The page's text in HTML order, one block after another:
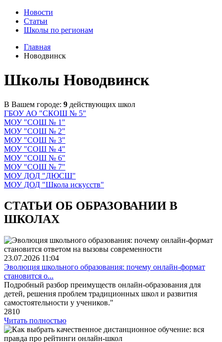
Новости
Статьи
Школы по регионам
Главная
Новодвинск
Школы Новодвинск
В Вашем городе: 9 действующих школ
ГБОУ АО "СКОШ № 5"
МОУ "СОШ № 1"
МОУ "СОШ № 2"
МОУ "СОШ № 3"
МОУ "СОШ № 4"
МОУ "СОШ № 6"
МОУ "СОШ № 7"
МОУ ДОД "ДЮСШ"
МОУ ДОД "Школа искусств"
СТАТЬИ ОБ ОБРАЗОВАНИИ В
ШКОЛАХ
23.07.2026 11:04
Эволюция школьного образования: почему онлайн-формат
становится о...
Подробный разбор преимуществ онлайн-образования для
детей, решения проблем традиционных школ и развития
самостоятельности у учеников."
2810
Читать полностью